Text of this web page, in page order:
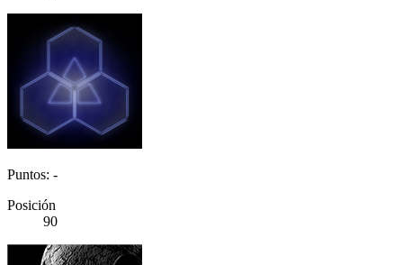
Puntos: -
Posición
90